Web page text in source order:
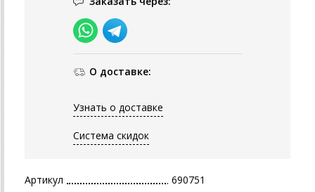
О доставке:
Узнать о доставке
Система скидок
Артикул 690751